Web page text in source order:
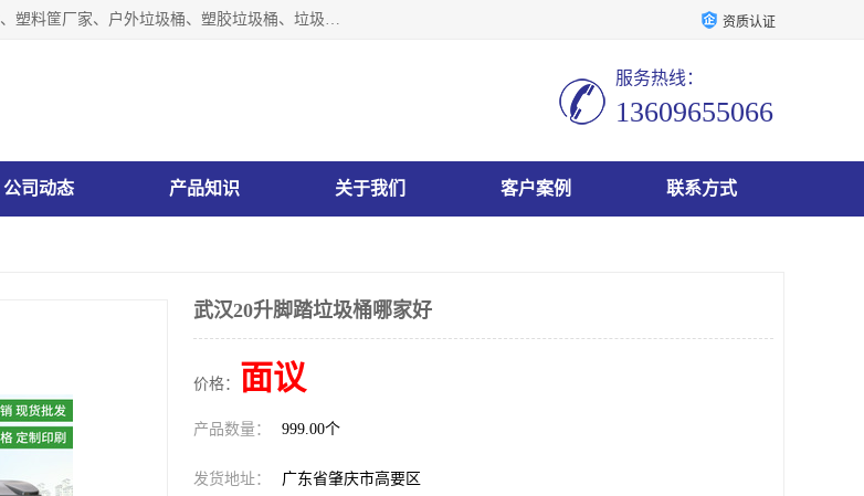
肇庆市汇嘉塑胶制品有限公司是一家塑胶垃圾桶生产厂家，本厂主营：塑料托盘、塑料筐厂家、户外垃圾桶、塑胶垃圾桶、垃圾桶等产品，深受广大客户的欢迎。公司拥有一支勇于、善于集思广益的生产队伍，实力雄厚的技术力量，一贯奉行“以人为本”的管理和服务理念。 资质认证
服务热线：
13609655066
公司动态 产品知识 关于我们 客户案例 联系方式
武汉20升脚踏垃圾桶哪家好
价格： 面议
产品数量： 999.00个
发货地址： 广东省肇庆市高要区